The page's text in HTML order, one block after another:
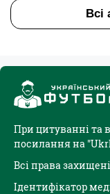
Всі
При цитуванні та
посилання на
Всі права
Ідентифікатор